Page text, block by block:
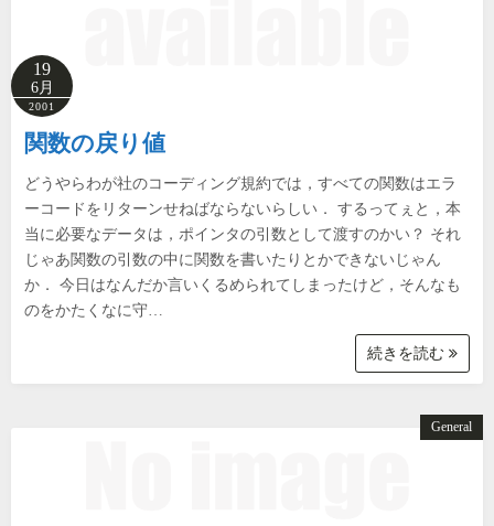
19
6月
2001
関数の戻り値
どうやらわが社のコーディング規約では，すべての関数はエラ
ーコードをリターンせねばならないらしい． するってぇと，本
当に必要なデータは，ポインタの引数として渡すのかい？ それ
じゃあ関数の引数の中に関数を書いたりとかできないじゃん
か． 今日はなんだか言いくるめられてしまったけど，そんなも
のをかたくなに守…
続きを読む
General